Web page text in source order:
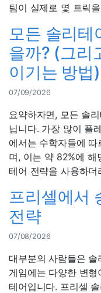
팀이 실제로 몇 트릭
모든 솔리테
을까? (그리
이기는 방법)
07/09/2026
요약하자면, 모든 솔
닙니다. 가장 많이 플
에서는 수학자들에
며, 이는 약 82%에 해
테어 전략을 사용하더
프리셀에서
전략
07/08/2026
대부분의 사람들은
게임에는 다양한 변
테어입니다. 프리셀